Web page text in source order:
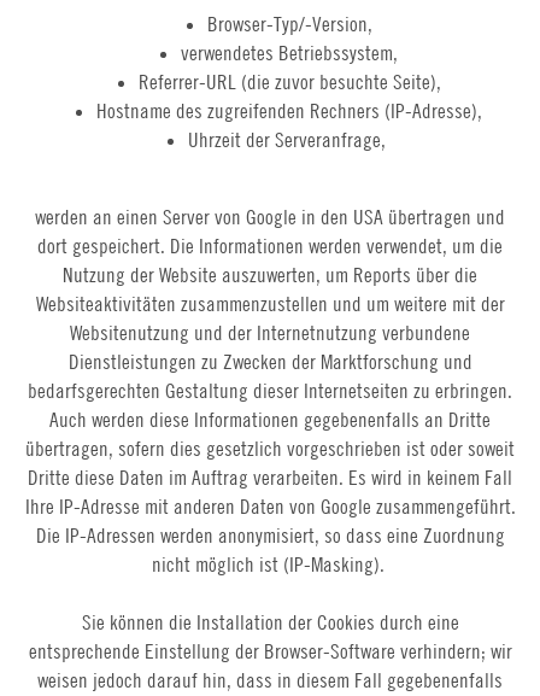
Browser-Typ/-Version,
verwendetes Betriebssystem,
Referrer-URL (die zuvor besuchte Seite),
Hostname des zugreifenden Rechners (IP-Adresse),
Uhrzeit der Serveranfrage,
werden an einen Server von Google in den USA übertragen und
dort gespeichert. Die Informationen werden verwendet, um die
Nutzung der Website auszuwerten, um Reports über die
Websiteaktivitäten zusammenzustellen und um weitere mit der
Websitenutzung und der Internetnutzung verbundene
Dienstleistungen zu Zwecken der Marktforschung und
bedarfsgerechten Gestaltung dieser Internetseiten zu erbringen.
Auch werden diese Informationen gegebenenfalls an Dritte
übertragen, sofern dies gesetzlich vorgeschrieben ist oder soweit
Dritte diese Daten im Auftrag verarbeiten. Es wird in keinem Fall
Ihre IP-Adresse mit anderen Daten von Google zusammengeführt.
Die IP-Adressen werden anonymisiert, so dass eine Zuordnung
nicht möglich ist (IP-Masking).
Sie können die Installation der Cookies durch eine
entsprechende Einstellung der Browser-Software verhindern; wir
weisen jedoch darauf hin, dass in diesem Fall gegebenenfalls